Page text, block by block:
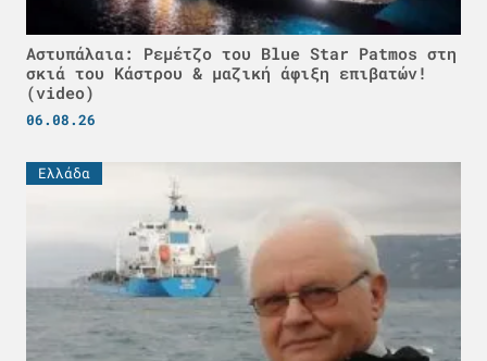
Αστυπάλαια: Ρεμέτζο του Blue Star Patmos στη
σκιά του Κάστρου & μαζική άφιξη επιβατών!
(video)
06.08.26
Ελλάδα